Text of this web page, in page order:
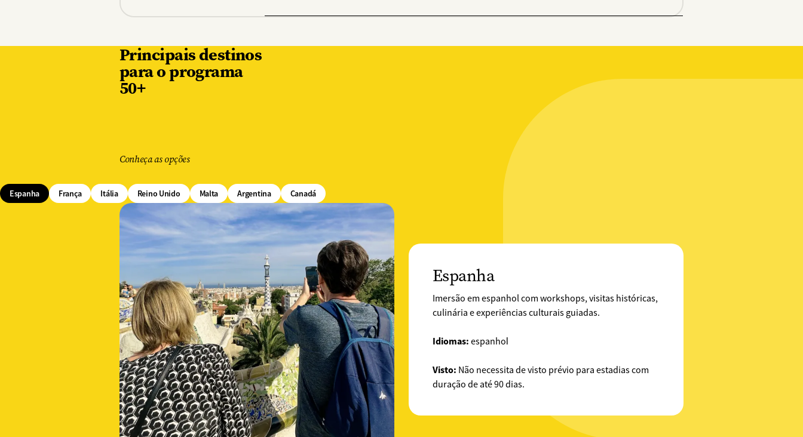
Principais destinos
para o programa
50+
Conheça as opções
Espanha França Itália Reino Unido Malta Argentina Canadá
Espanha
Imersão em espanhol com workshops, visitas históricas,
culinária e experiências culturais guiadas.​
Idiomas: espanhol​
Visto: Não necessita de visto prévio para estadias com
duração de até 90 dias.